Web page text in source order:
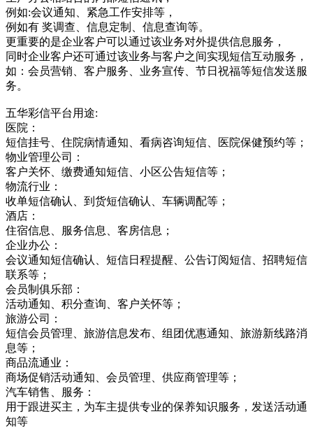
例如:会议通知、紧急工作安排等，
例如有 奖调查、信息定制、信息查询等。
更重要的是企业客户可以通过该业务对外提供信息服务，
同时企业客户还可通过该业务与客户之间实现短信互动服务，
如：会员营销、客户服务、业务宣传、节日祝福等短信发送服
务。
五华彩信平台用途:
医院：
短信挂号、住院病情通知、看病咨询短信、医院保健预约等；
物业管理公司：
客户关怀、缴费通知短信、小区公告短信等；
物流行业：
收单短信确认、到货短信确认、车辆调配等；
酒店：
住宿信息、服务信息、客房信息；
企业办公：
会议通知短信确认、短信日程提醒、公告订阅短信、招聘短信
联系等；
会员制俱乐部：
活动通知、积分查询、客户关怀等；
旅游公司：
短信会员管理、旅游信息发布、组团优惠通知、旅游新线路消
息等；
商品流通业：
商场促销活动通知、会员管理、供应商管理等；
汽车销售、服务：
用于跟进买主，为车主提供专业的保养知识服务，发送活动通
知等